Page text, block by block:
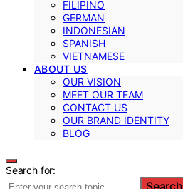
FILIPINO
GERMAN
INDONESIAN
SPANISH
VIETNAMESE
ABOUT US
OUR VISION
MEET OUR TEAM
CONTACT US
OUR BRAND IDENTITY
BLOG
Search for:
Search